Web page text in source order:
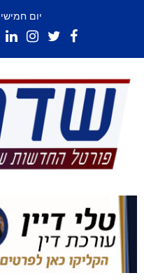
יום חמישי, 6 אוגוסט 2026